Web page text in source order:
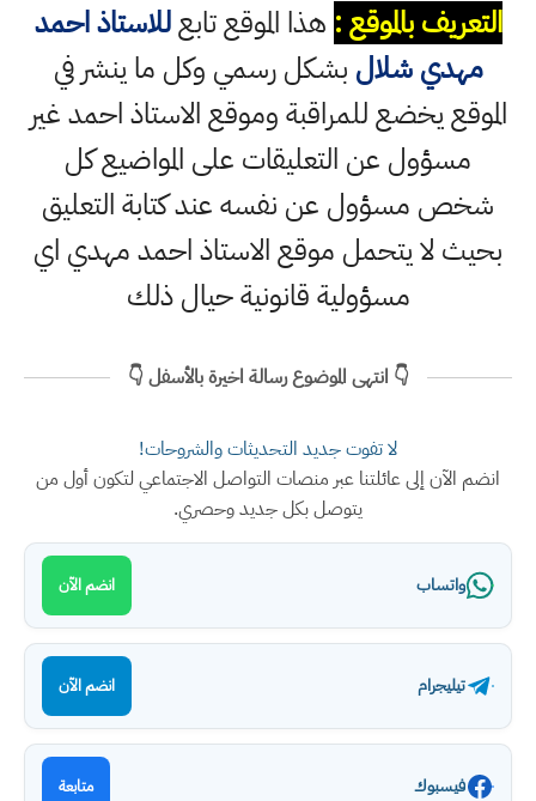
التعريف بالموقع : هذا الموقع تابعللاستاذ احمد
مهدي شلال بشكل رسمي وكل ما ينشر في
الموقع يخضع للمراقبة وموقع الاستاذ احمد غير
مسؤول عن التعليقات على المواضيع كل
شخص مسؤول عن نفسه عند كتابة التعليق
بحيث لا يتحمل موقع الاستاذ احمد مهدي اي
مسؤولية قانونية حيال ذلك
👇 انتهى الموضوع رسالة اخيرة بالأسفل 👇
لا تفوت جديد التحديثات والشروحات!
انضم الآن إلى عائلتنا عبر منصات التواصل الاجتماعي لتكون أول من
يتوصل بكل جديد وحصري.
واتساب انضم الآن
تيليجرام انضم الآن
فيسبوك متابعة